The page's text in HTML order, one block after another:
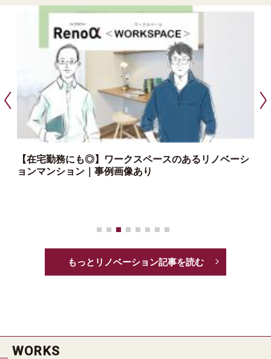
【在宅勤務にも◎】ワークスペースのあるリノベーシ
ョンマンション｜事例画像あり
もっとリノベーション記事を読む
WORKS